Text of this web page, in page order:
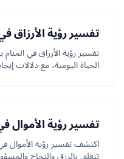
تفسير رؤية الأرزاق
تفسير رؤية الأرزاق في المنام
الحياة اليومية، مع دلالات
تفسير رؤية الأموال
اكتشف تفسير رؤية الأموال
تتعلق بالرزق والنجاح